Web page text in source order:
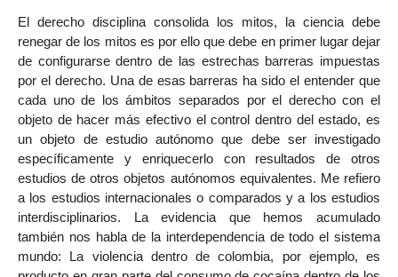
El derecho disciplina consolida los mitos, la ciencia debe
renegar de los mitos es por ello que debe en primer lugar dejar
de configurarse dentro de las estrechas barreras impuestas
por el derecho. Una de esas barreras ha sido el entender que
cada uno de los ámbitos separados por el derecho con el
objeto de hacer más efectivo el control dentro del estado, es
un objeto de estudio autónomo que debe ser investigado
específicamente y enriquecerlo con resultados de otros
estudios de otros objetos autónomos equivalentes. Me refiero
a los estudios internacionales o comparados y a los estudios
interdisciplinarios. La evidencia que hemos acumulado
también nos habla de la interdependencia de todo el sistema
mundo: La violencia dentro de colombia, por ejemplo, es